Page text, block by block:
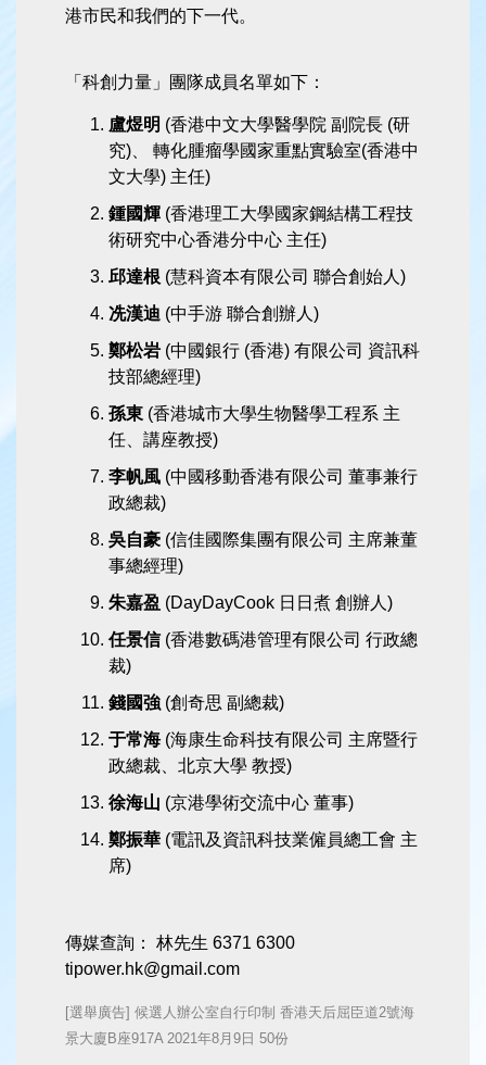
港市民和我們的下一代。
「科創力量」團隊成員名單如下：
盧煜明 (香港中文大學醫學院 副院長 (研
究)、 轉化腫瘤學國家重點實驗室(香港中
文大學) 主任)
鍾國輝 (香港理工大學國家鋼結構工程技
術研究中心香港分中心 主任)
邱達根 (慧科資本有限公司 聯合創始人)
冼漢迪 (中手游 聯合創辦人)
鄭松岩 (中國銀行 (香港) 有限公司 資訊科
技部總經理)
孫東 (香港城市大學生物醫學工程系 主
任、講座教授)
李帆風 (中國移動香港有限公司 董事兼行
政總裁)
吳自豪 (信佳國際集團有限公司 主席兼董
事總經理)
朱嘉盈 (DayDayCook 日日煮 創辦人)
任景信(香港數碼港管理有限公司 行政總
裁)
錢國強 (創奇思 副總裁)
于常海 (海康生命科技有限公司 主席暨行
政總裁、北京大學 教授)
徐海山 (京港學術交流中心 董事)
鄭振華 (電訊及資訊科技業僱員總工會 主
席)
傳媒查詢： 林先生 6371 6300
tipower.hk@gmail.com
[選舉廣告] 候選人辦公室自行印制 香港天后屈臣道2號海
景大廈B座917A 2021年8月9日 50份